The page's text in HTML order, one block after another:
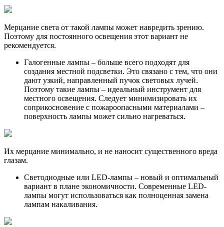
Мерцание света от такой лампы может навредить зрению.
Поэтому для постоянного освещения этот вариант не
рекомендуется.
Галогенные лампы – больше всего подходят для
создания местной подсветки. Это связано с тем, что они
дают узкий, направленный пучок световых лучей.
Поэтому такие лампы – идеальный инструмент для
местного освещения. Следует минимизировать их
соприкосновение с пожароопасными материалами –
поверхность лампы может сильно нагреваться.
Их мерцание минимально, и не наносит существенного вреда
глазам.
Светодиодные или LED-лампы – новый и оптимальный
вариант в плане экономичности. Современные LED-
лампы могут использоваться как полноценная замена
лампам накаливания.